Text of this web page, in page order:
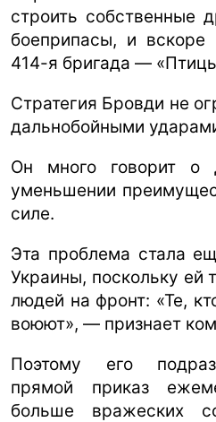
строить собственные
боеприпасы, и вскоре
414-я бригада —
Стратегия Бровди не
дальнобойными
Он много говорит о
уменьшении
силе.
Эта проблема стала
Украины, поскольку ей
людей на фронт: «Те,
воюют», — признает
Поэтому его
прямой приказ
больше вражеских